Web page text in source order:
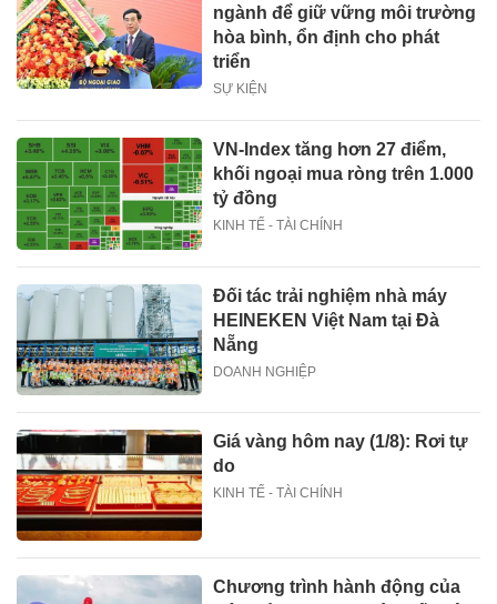
ngành để giữ vững môi trường
hòa bình, ổn định cho phát
triển
SỰ KIỆN
VN-Index tăng hơn 27 điểm,
khối ngoại mua ròng trên 1.000
tỷ đồng
KINH TẾ - TÀI CHÍNH
Đối tác trải nghiệm nhà máy
HEINEKEN Việt Nam tại Đà
Nẵng
DOANH NGHIỆP
Giá vàng hôm nay (1/8): Rơi tự
do
KINH TẾ - TÀI CHÍNH
Chương trình hành động của